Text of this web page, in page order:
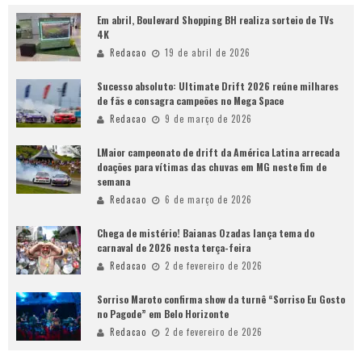
Em abril, Boulevard Shopping BH realiza sorteio de TVs
4K
Redacao 19 de abril de 2026
Sucesso absoluto: Ultimate Drift 2026 reúne milhares
de fãs e consagra campeões no Mega Space
Redacao 9 de março de 2026
LMaior campeonato de drift da América Latina arrecada
doações para vítimas das chuvas em MG neste fim de
semana
Redacao 6 de março de 2026
Chega de mistério! Baianas Ozadas lança tema do
carnaval de 2026 nesta terça-feira
Redacao 2 de fevereiro de 2026
Sorriso Maroto confirma show da turnê “Sorriso Eu Gosto
no Pagode” em Belo Horizonte
Redacao 2 de fevereiro de 2026